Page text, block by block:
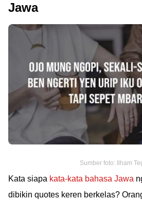
Jawa
Sumber foto: Ilham
Kata siapa kata-kata bahasa Jawa
dibikin quotes keren berkelas?